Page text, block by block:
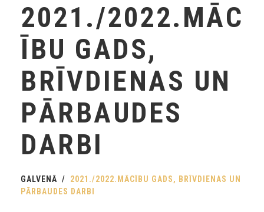
2021./2022.MĀC
ĪBU GADS,
BRĪVDIENAS UN
PĀRBAUDES
DARBI
GALVENĀ
2021./2022.MĀCĪBU GADS, BRĪVDIENAS UN
PĀRBAUDES DARBI